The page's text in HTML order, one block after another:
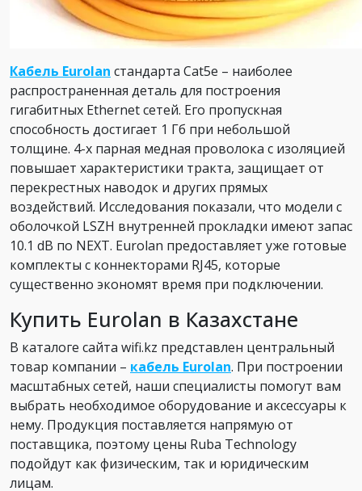
Кабель Eurolan стандарта Cat5e – наиболее
распространенная деталь для построения
гигабитных Ethernet сетей. Его пропускная
способность достигает 1 Гб при небольшой
толщине. 4-х парная медная проволока с изоляцией
повышает характеристики тракта, защищает от
перекрестных наводок и других прямых
воздействий. Исследования показали, что модели с
оболочкой LSZH внутренней прокладки имеют запас
10.1 dB по NEXT. Eurolan предоставляет уже готовые
комплекты с коннекторами RJ45, которые
существенно экономят время при подключении.
Купить Eurolan в Казахстане
В каталоге сайта wifi.kz представлен центральный
товар компании – кабель Eurolan. При построении
масштабных сетей, наши специалисты помогут вам
выбрать необходимое оборудование и аксессуары к
нему. Продукция поставляется напрямую от
поставщика, поэтому цены Ruba Technology
подойдут как физическим, так и юридическим
лицам.